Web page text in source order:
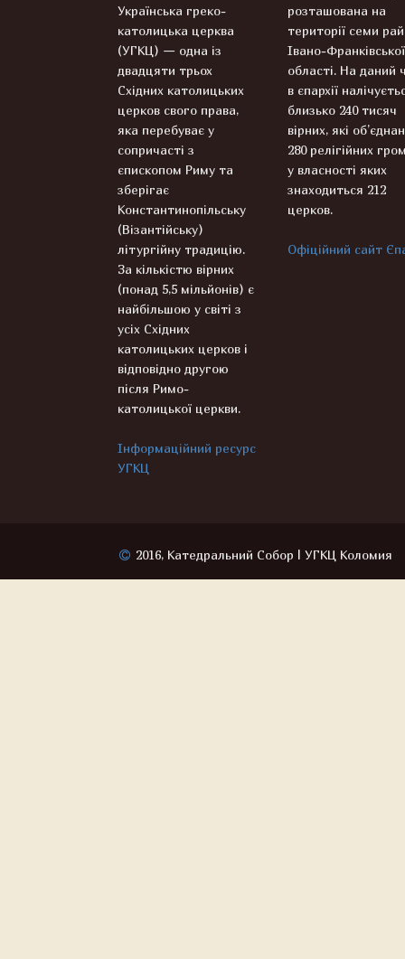
Українська греко-
католицька церква
(УГКЦ) — одна із
двадцяти трьох
Східних католицьких
церков свого права,
яка перебуває у
сопричасті з
єпископом Риму та
зберігає
Константинопільську
(Візантійську)
літургійну традицію.
За кількістю вірних
(понад 5,5 мільйонів) є
найбільшою у світі з
усіх Східних
католицьких церков і
відповідно другою
після Римо-
католицької церкви.
Інформаційний ресурс
УГКЦ
розташована на
території семи
Івано-Франківської
області. На даний
в єпархії
близько 240 тисяч
вірних, які
280 релігійних
у власності яких
знаходиться 212
церков.
Офіційний сайт
2016, Катедральний Собор | УГКЦ Коломия